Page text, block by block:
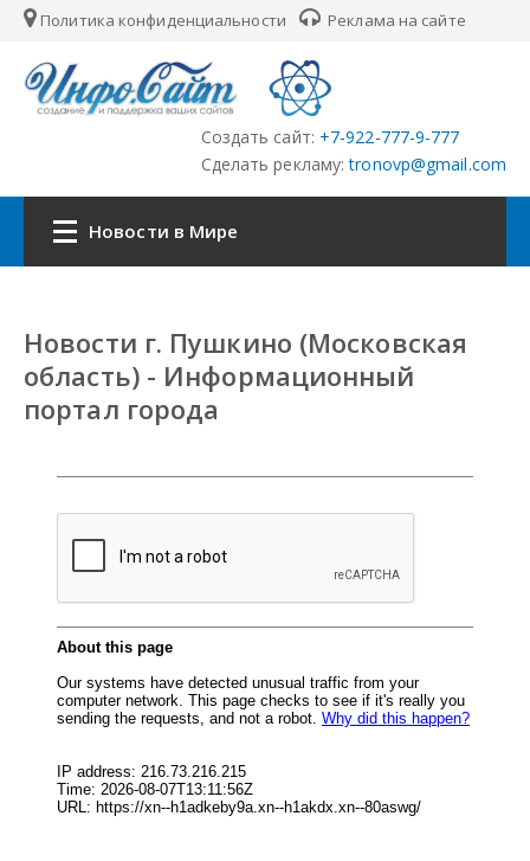
Политика конфиденциальности Реклама на сайте
Создать сайт: +7-922-777-9-777
Сделать рекламу: tronovp@gmail.com
Новости в Мире
ЦФО
ПФО
СФО
СКФО
ДФО
ЮФО
Новости г. Пушкино (Московская
область) - Информационный
портал города